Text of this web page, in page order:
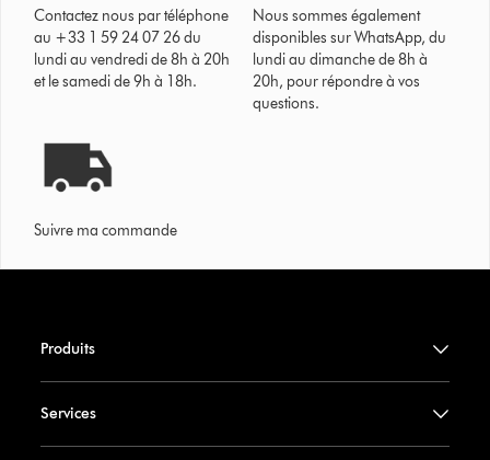
Contactez nous par téléphone
au +33 1 59 24 07 26 du
lundi au vendredi de 8h à 20h
et le samedi de 9h à 18h.
Nous sommes également
disponibles sur WhatsApp, du
lundi au dimanche de 8h à
20h, pour répondre à vos
questions.
Suivre ma commande
Produits
Services